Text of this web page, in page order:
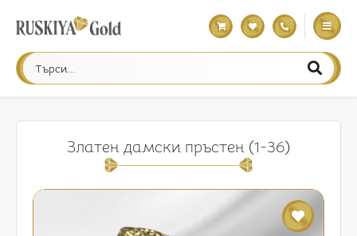
Златен дамски пръстен (1-36)